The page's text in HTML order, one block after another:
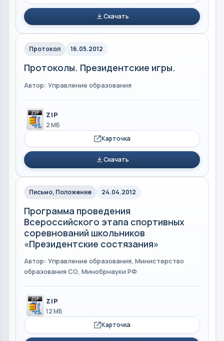
Скачать
Протокол 16.05.2012
Протоколы. Президентские игры.
Автор: Управление образования
ZIP
2 МБ
Карточка
Скачать
Письмо, Положение 24.04.2012
Программа проведения
Всероссийского этапа спортивных
соревнований школьников
«Президентские состязания»
Автор: Управление образования, Министерство
образования СО, Минобрнауки РФ
ZIP
12 МБ
Карточка